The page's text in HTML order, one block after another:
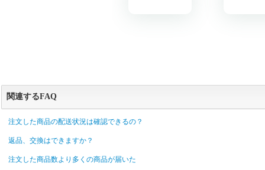
関連するFAQ
注文した商品の配送状況は確認できるの？
返品、交換はできますか？
注文した商品数より多くの商品が届いた